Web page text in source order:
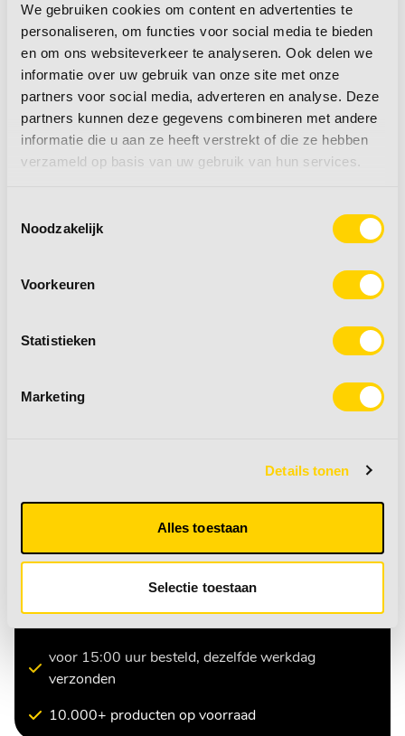
We gebruiken cookies om content en advertenties te
personaliseren, om functies voor social media te bieden
en om ons websiteverkeer te analyseren. Ook delen we
informatie over uw gebruik van onze site met onze
partners voor social media, adverteren en analyse. Deze
partners kunnen deze gegevens combineren met andere
informatie die u aan ze heeft verstrekt of die ze hebben
verzameld op basis van uw gebruik van hun services.
Noodzakelijk
Voorkeuren
Statistieken
Marketing
Details tonen
Alles toestaan
Selectie toestaan
meer informatie + meer informatie +
Mini drukknop + ring
Deurknop met
Toiletdeurslot grijs
€ 10,25
voor 15:00 uur besteld, dezelfde werkdag
verzonden
10.000+ producten op voorraad